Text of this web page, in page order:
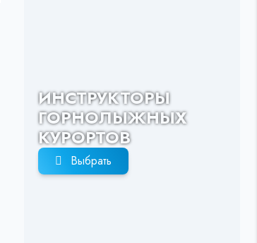
ИНСТРУКТОРЫ
ГОРНОЛЫЖНЫХ
КУРОРТОВ
Выбрать